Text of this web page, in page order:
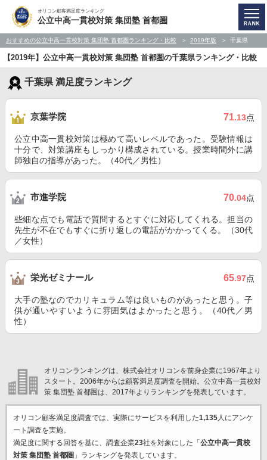
オリコン顧客満足度ランキング
公立中高一貫校対策 集団塾 首都圏
おすすめの公立中高一貫校対策 集団塾 首都圏ランキング・比較 2019年版 千葉県
【2019年】公立中高一貫校対策 集団塾 首都圏の千葉県ランキング・比較
千葉県 満足度ランキング
京葉学院 71.13点
公立中高一貫校対策は極めて高いレベルであった。受験情報は
十分で、対策講座もしっかり構成されている。授業時間外に講
師独自の指導があった。（40代／男性）
市進学院 70.04点
些細な点でも電話で質問するとすぐに対応してくれる。担当の
先生が不在でもすぐに折り返しの電話がかかってくる。（30代
／女性）
栄光ゼミナール 65.97点
大手の塾なのでカリキュラム等は良いものがあったと思う。子
供が通いやすいように雰囲気はよかったと思う。（40代／男
性）
オリコンランキングは、株式会社オリコンを前身企業に1967年より
スタート。2006年からは顧客満足度調査を開始。公立中高一貫校対
策 集団塾 首都圏は、2017年よりランキングを発表しています。
オリコン顧客満足度調査では、実際にサービスを利用した1,135人にアンケ
ート調査を実施。
満足度に関する回答を基に、調査企業23社を対象にした「 公立中高一貫校
対策 集団塾 首都圏 」ランキングを発表しています。